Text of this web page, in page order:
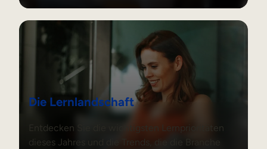
Die Lernlandschaft
Die Lernlandschaft
Entdecken Sie die wichtigsten Lernprioritäten
dieses Jahres und die Trends, die die Branche